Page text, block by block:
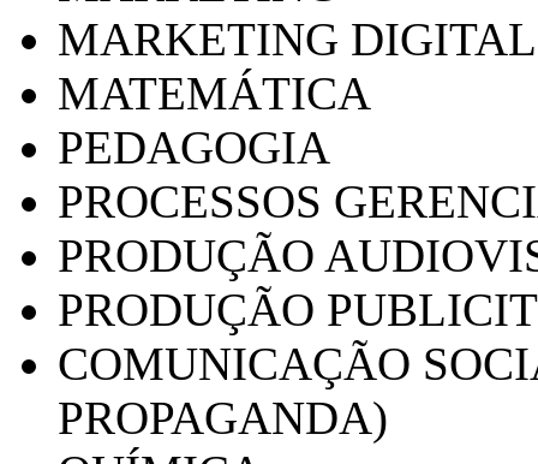
MARKETING DIGITAL
MATEMÁTICA
PEDAGOGIA
PROCESSOS
PRODUÇÃO
PRODUÇÃO
COMUNICAÇÃO
PROPAGANDA)